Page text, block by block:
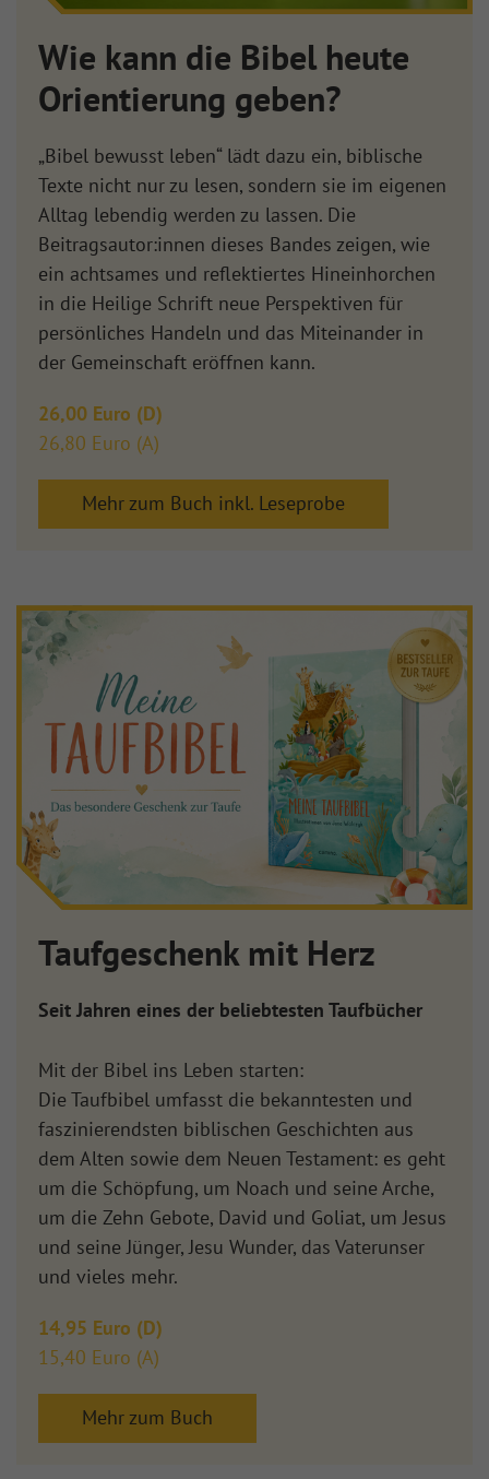
Wie kann die Bibel heute
Orientierung geben?
„Bibel bewusst leben“ lädt dazu ein, biblische
Texte nicht nur zu lesen, sondern sie im eigenen
Alltag lebendig werden zu lassen. Die
Beitragsautor:innen dieses Bandes zeigen, wie
ein achtsames und reflektiertes Hineinhorchen
in die Heilige Schrift neue Perspektiven für
persönliches Handeln und das Miteinander in
der Gemeinschaft eröffnen kann.
26,00 Euro (D)
26,80 Euro (A)
Mehr zum Buch inkl. Leseprobe
Taufgeschenk mit Herz
Seit Jahren eines der beliebtesten Taufbücher
Mit der Bibel ins Leben starten:
Die Taufbibel umfasst die bekanntesten und
faszinierendsten biblischen Geschichten aus
dem Alten sowie dem Neuen Testament: es geht
um die Schöpfung, um Noach und seine Arche,
um die Zehn Gebote, David und Goliat, um Jesus
und seine Jünger, Jesu Wunder, das Vaterunser
und vieles mehr.
14,95 Euro (D)
15,40 Euro (A)
Mehr zum Buch